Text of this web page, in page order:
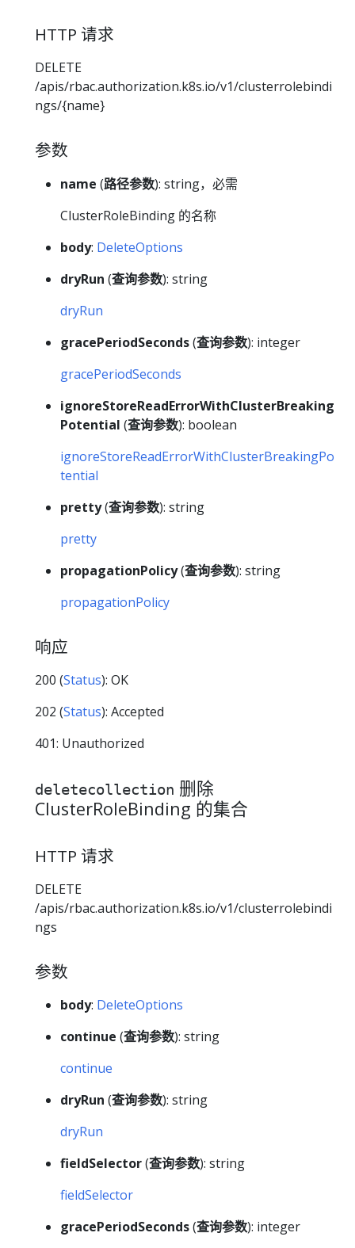
HTTP 请求
DELETE
/apis/rbac.authorization.k8s.io/v1/clusterrolebindi
ngs/{name}
参数
name (路径参数): string，必需
ClusterRoleBinding 的名称
body: DeleteOptions
dryRun (查询参数): string
dryRun
gracePeriodSeconds(查询参数): integer
gracePeriodSeconds
ignoreStoreReadErrorWithClusterBreaking
Potential (查询参数): boolean
ignoreStoreReadErrorWithClusterBreakingPo
tential
pretty(查询参数): string
pretty
propagationPolicy(查询参数): string
propagationPolicy
响应
200 (Status): OK
202 (Status): Accepted
401: Unauthorized
deletecollection 删除
ClusterRoleBinding 的集合
HTTP 请求
DELETE
/apis/rbac.authorization.k8s.io/v1/clusterrolebindi
ngs
参数
body: DeleteOptions
continue (查询参数): string
continue
dryRun (查询参数): string
dryRun
fieldSelector(查询参数): string
fieldSelector
gracePeriodSeconds(查询参数): integer